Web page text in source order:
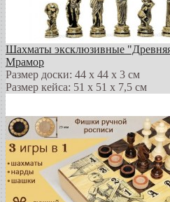
Шахматы эксклюзивные
Мрамор
Размер доски: 44 х 44 х 3 см
Размер кейса: 51 х 51 х 7,5 см